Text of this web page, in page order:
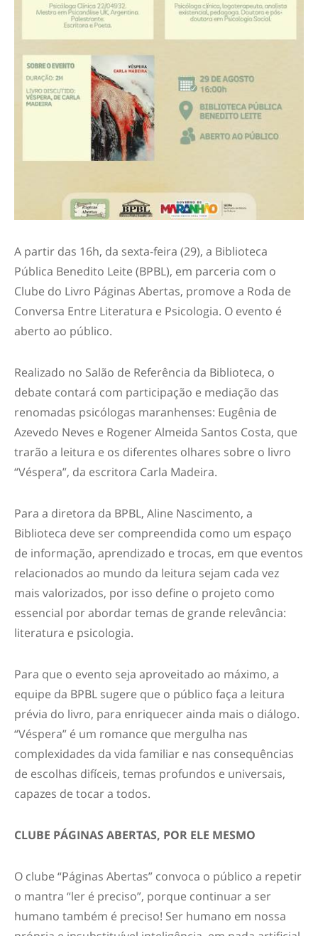
A partir das 16h, da sexta-feira (29), a Biblioteca
Pública Benedito Leite (BPBL), em parceria com o
Clube do Livro Páginas Abertas, promove a Roda de
Conversa Entre Literatura e Psicologia. O evento é
aberto ao público.
Realizado no Salão de Referência da Biblioteca, o
debate contará com participação e mediação das
renomadas psicólogas maranhenses: Eugênia de
Azevedo Neves e Rogener Almeida Santos Costa, que
trarão a leitura e os diferentes olhares sobre o livro
“Véspera”, da escritora Carla Madeira.
Para a diretora da BPBL, Aline Nascimento, a
Biblioteca deve ser compreendida como um espaço
de informação, aprendizado e trocas, em que eventos
relacionados ao mundo da leitura sejam cada vez
mais valorizados, por isso define o projeto como
essencial por abordar temas de grande relevância:
literatura e psicologia.
Para que o evento seja aproveitado ao máximo, a
equipe da BPBL sugere que o público faça a leitura
prévia do livro, para enriquecer ainda mais o diálogo.
“Véspera” é um romance que mergulha nas
complexidades da vida familiar e nas consequências
de escolhas difíceis, temas profundos e universais,
capazes de tocar a todos.
CLUBE PÁGINAS ABERTAS, POR ELE MESMO
O clube “Páginas Abertas” convoca o público a repetir
o mantra “ler é preciso”, porque continuar a ser
humano também é preciso! Ser humano em nossa